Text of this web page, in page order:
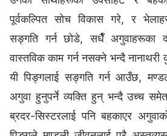
पूर्वकल्पित सोच विकास गरे, र
सङ्गति गर्न छोडे, सधैँ अगुवाहरूका
वास्तविक काम गर्न नसक्ने भन्दै
यी पिङ्गलाई सङ्गति गर्न आउँछ,
अगुवा हुनुपर्ने व्यक्ति हुन् भन्दै उच्च
ब्रदर-सिस्टरलाई पनि बहकाएर